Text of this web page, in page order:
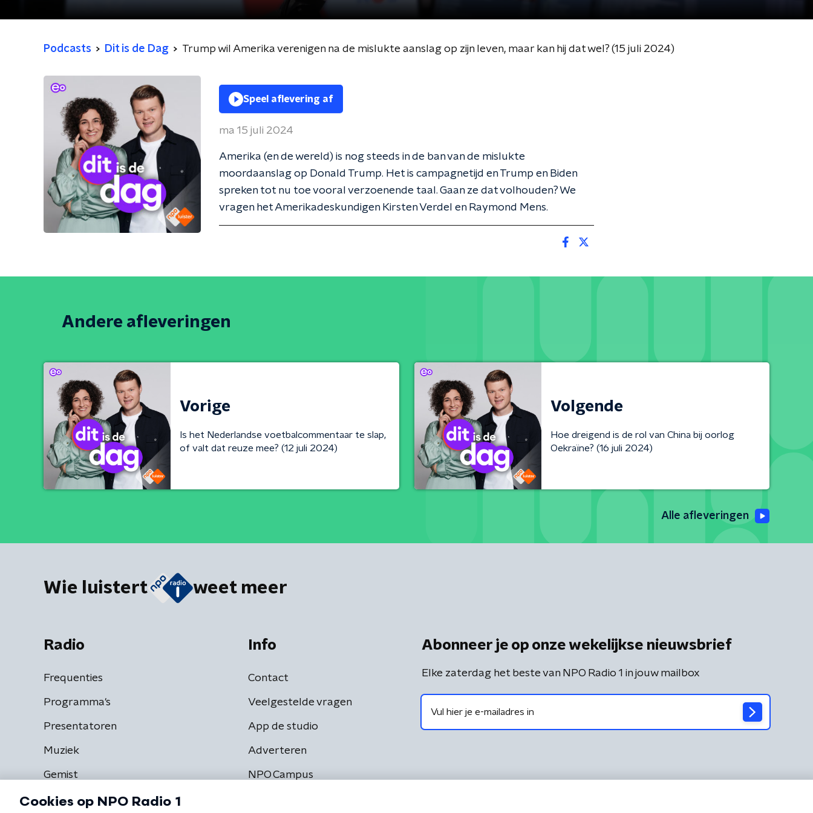
Podcasts Dit is de Dag Trump wil Amerika verenigen na de mislukte aanslag op zijn leven, maar kan hij dat wel? (15 juli 2024)
Speel aflevering af
ma 15 juli 2024
Amerika (en de wereld) is nog steeds in de ban van de mislukte
moordaanslag op Donald Trump. Het is campagnetijd en Trump en Biden
spreken tot nu toe vooral verzoenende taal. Gaan ze dat volhouden? We
vragen het Amerikadeskundigen Kirsten Verdel en Raymond Mens.
Andere afleveringen
Vorige
Is het Nederlandse voetbalcommentaar te slap,
of valt dat reuze mee? (12 juli 2024)
Volgende
Hoe dreigend is de rol van China bij oorlog
Oekraïne? (16 juli 2024)
Alle afleveringen
Wie luistert weet meer
Radio
Frequenties
Programma's
Presentatoren
Muziek
Gemist
Info
Contact
Veelgestelde vragen
App de studio
Adverteren
NPO Campus
Abonneer je op onze wekelijkse nieuwsbrief
Elke zaterdag het beste van NPO Radio 1 in jouw mailbox